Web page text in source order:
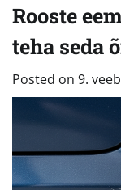
Rooste
teha seda
Posted on 9.